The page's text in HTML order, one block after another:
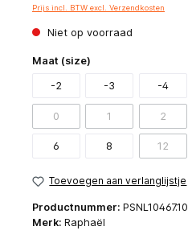
Prijs incl. BTW excl. Verzendkosten
Niet op voorraad
Maat (size)
-2 -3 -4
0 1 2
6 8 12
Toevoegen aan verlanglijstje
Productnummer: PSNL10467.10
Merk: Raphaël